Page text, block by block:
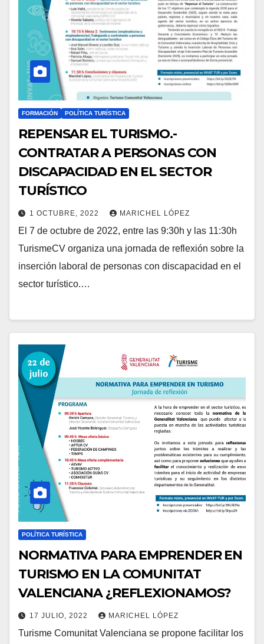
FORMACIÓN POLÍTICA TURÍSTICA
REPENSAR EL TURISMO.-
CONTRATAR A PERSONAS CON
DISCAPACIDAD EN EL SECTOR
TURÍSTICO
1 OCTUBRE, 2022 MARICHEL LÓPEZ
El 7 de octubre de 2022, entre las 9:30h y las 11:30h
TurismeCV organiza una jornada de reflexión sobre la
inserción laboral de personas con discapacidad en el
sector turístico.…
POLÍTICA TURÍSTICA
NORMATIVA PARA EMPRENDER EN
TURISMO EN LA COMUNITAT
VALENCIANA ¿REFLEXIONAMOS?
17 JULIO, 2022 MARICHEL LÓPEZ
Turisme Comunitat Valenciana se propone facilitar los